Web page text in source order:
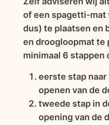
of een spagetti-mat
dus) te plaatsen en
en droogloopmat te
minimaal 6 stappen
eerste stap naar
openen van de
tweede stap in
opening van de